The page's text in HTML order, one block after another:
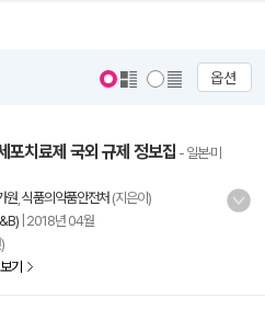
옵션
포치료제 국외 규제 정보집 - 일본·미
원 식품의약품안전처 (지은이)
2018년 04월
기